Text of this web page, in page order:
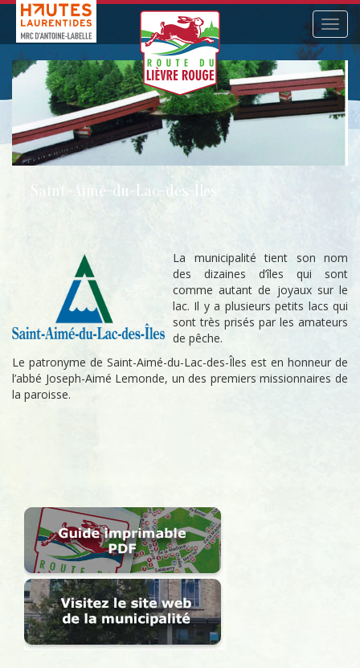
Saint-Aimé-du-Lac-des-Îles
La municipalité tient son nom
des dizaines d’îles qui sont
comme autant de joyaux sur le
lac. Il y a plusieurs petits lacs qui
sont très prisés par les amateurs
de pêche.
Le patronyme de Saint-Aimé-du-Lac-des-Îles est en honneur de
l’abbé Joseph-Aimé Lemonde, un des premiers missionnaires de
la paroisse.